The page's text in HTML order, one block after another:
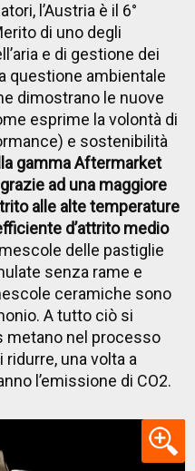
l’Austria è il 6°
di uno degli
e di gestione dei
questione ambientale
dimostrano le nuove
esprime la volontà di
e sostenibilità
gamma Aftermarket
ad una maggiore
alle alte temperature
d’attrito medio
delle pastiglie
senza rame e
ceramiche sono
A tutto ciò si
metano nel processo
una volta a
l’emissione di CO2.